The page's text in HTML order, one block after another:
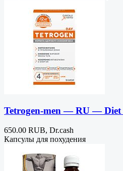
Tetrogen-men — RU —
650.00 RUB, Dr.cash
Капсулы для похудения